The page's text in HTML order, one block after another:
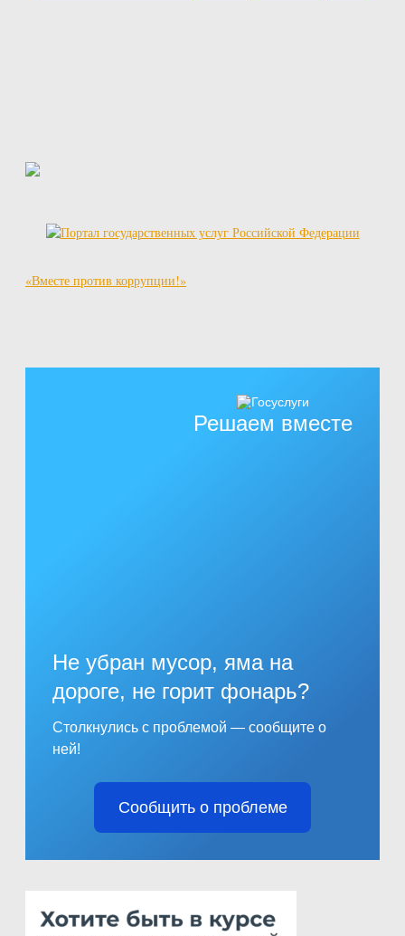
«Вместе против коррупции!»
Решаем вместе
Не убран мусор, яма на
дороге, не горит фонарь?
Столкнулись с проблемой — сообщите о
ней!
Сообщить о проблеме